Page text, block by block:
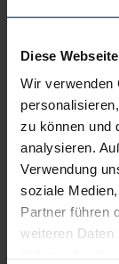
Diese
Wir verwenden
zu können und
analysieren.
Verwendung
soziale
Partner führen
weiteren Daten
Martin
(Digital)
Research
Tobias
Helmut
Literature
Michael